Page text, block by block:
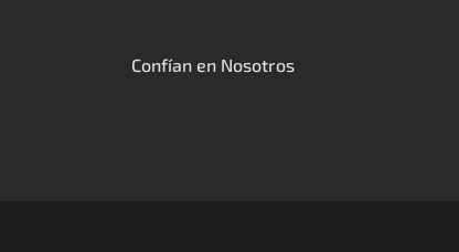
Confían en Nosotros